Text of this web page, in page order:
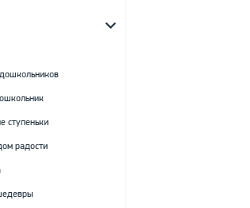
ступеньки
радости